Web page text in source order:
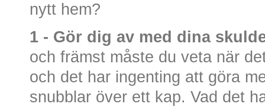
nytt hem?
1 - Gör dig av med dina
och främst måste du veta när
och det har ingenting att göra
snubblar över ett kap. Vad det